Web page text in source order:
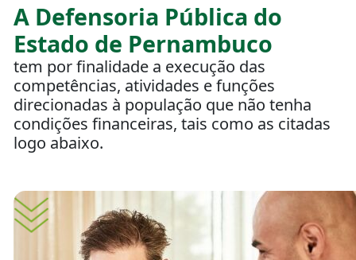
A Defensoria Pública do
Estado de Pernambuco
tem por finalidade a execução das
competências, atividades e funções
direcionadas à população que não tenha
condições financeiras, tais como as citadas
logo abaixo.